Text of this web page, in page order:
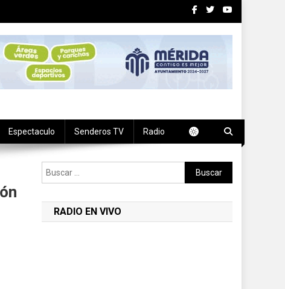
Espectaculo Senderos TV Radio
Buscar:
RADIO EN VIVO